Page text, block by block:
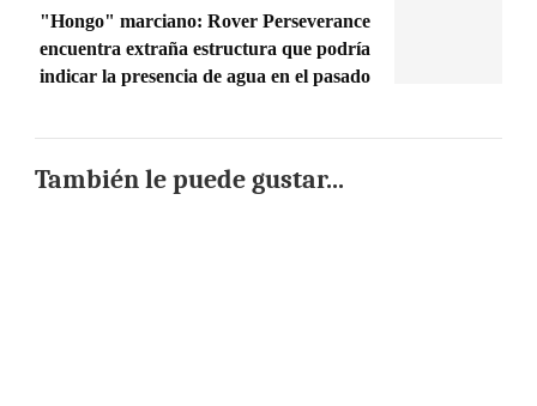
"Hongo" marciano: Rover Perseverance
encuentra extraña estructura que podría
indicar la presencia de agua en el pasado
También le puede gustar...